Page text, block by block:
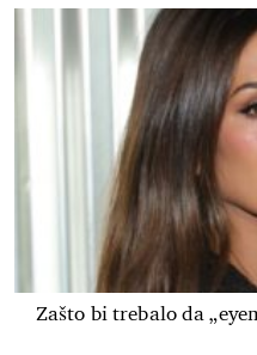
Zašto bi trebalo da